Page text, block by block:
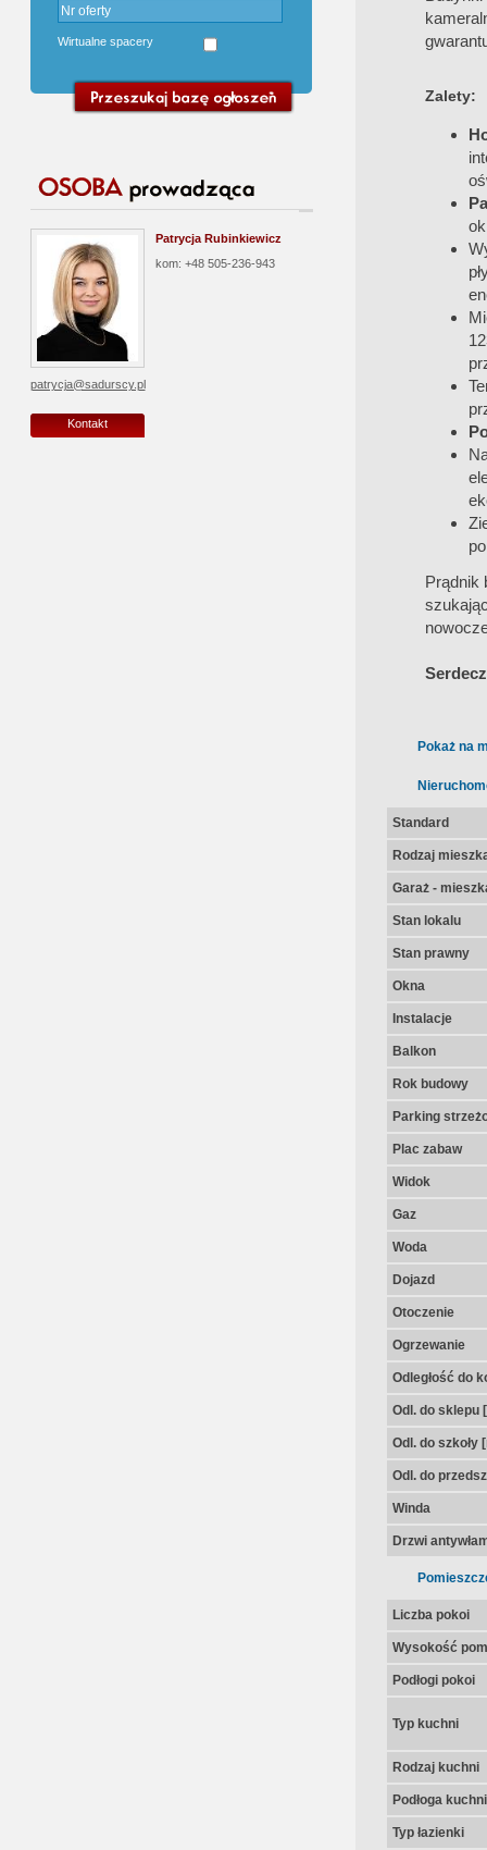
Wirtualne spacery
Patrycja Rubinkiewicz
kom: +48 505-236-943
patrycja@sadurscy.pl
Kontakt
Zalety:
Prądnik
Pokaż na
Standard
Rodzaj
Garaż -
Stan lokalu
Stan prawny
Okna
Instalacje
Balkon
Rok budowy
Parking
Plac zabaw
Widok
Gaz
Woda
Dojazd
Otoczenie
Ogrzewanie
Odległość do
Odl. do sklepu
Odl. do szkoły
Odl. do
Winda
Drzwi
Liczba pokoi
Wysokość
Podłogi pokoi
Typ kuchni
Rodzaj kuchni
Podłoga kuchni
Typ łazienki